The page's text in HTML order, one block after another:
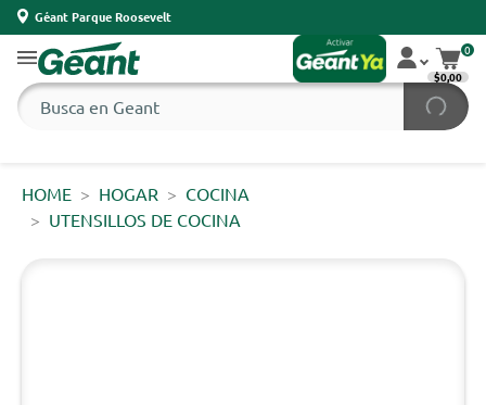
Géant Parque Roosevelt
0
$0,00
HOME HOGAR
COCINA
UTENSILLOS DE COCINA